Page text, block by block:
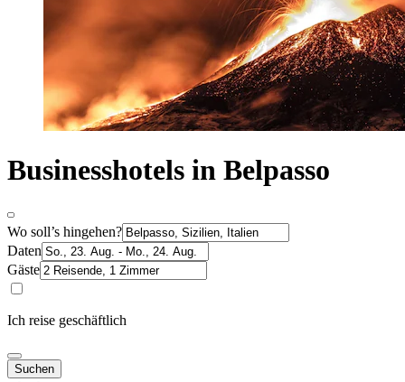
Businesshotels in Belpasso
Wo soll’s hingehen?
Daten
Gäste
Ich reise geschäftlich
Suchen